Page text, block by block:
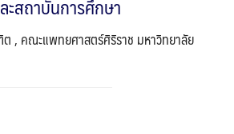
สถาบันการศึกษา
, คณะแพทยศาสตร์ศิริราช มหาวิทยาลัย